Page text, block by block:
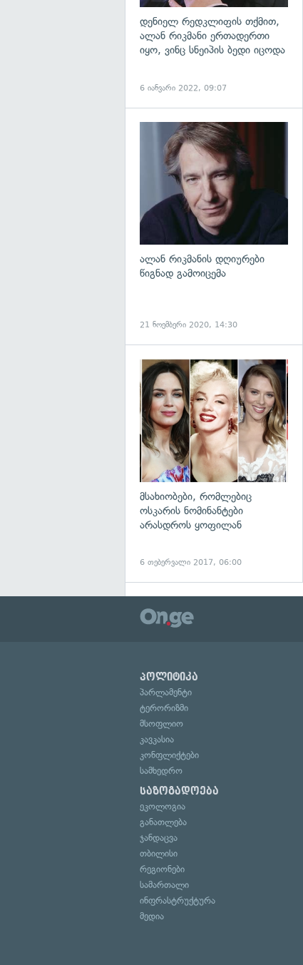
დენიელ რედკლიფის თქმით,
ალან რიკმანი ერთადერთი
იყო, ვინც სნეიპის ბედი იცოდა
6 იანვარი 2022, 09:07
ალან რიკმანის დღიურები
წიგნად გამოიცემა
21 ნოემბერი 2020, 14:30
მსახიობები, რომლებიც
ოსკარის ნომინანტები
არასდროს ყოფილან
6 თებერვალი 2017, 06:00
პოლიტიკა
პარლამენტი
ტერორიზმი
მსოფლიო
კავკასია
კონფლიქტები
სამხედრო
საზოგადოება
ეკოლოგია
განათლება
ჯანდაცვა
თბილისი
რეგიონები
სამართალი
ინფრასტრუქტურა
მედია